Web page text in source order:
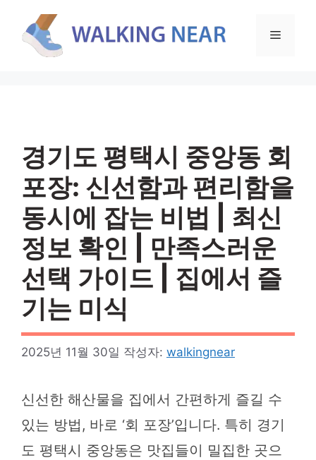
메
경기도 평택시 중앙동 회
포장: 신선함과 편리함을
동시에 잡는 비법 | 최신
정보 확인 | 만족스러운
선택 가이드 | 집에서 즐
기는 미식
2025년 11월 30일 작성자: walkingnear
신선한 해산물을 집에서 간편하게 즐길 수
있는 방법, 바로 ‘회 포장’입니다. 특히 경기
도 평택시 중앙동은 맛집들이 밀집한 곳으